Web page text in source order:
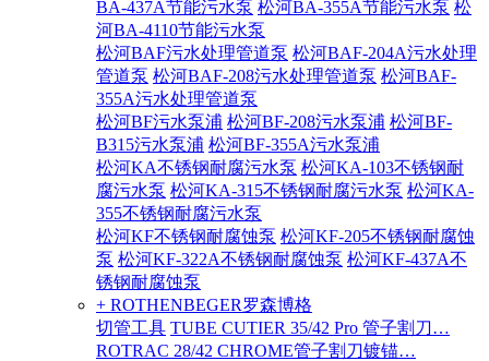
BA-437A节能污水泵 松河BA-355A节能污水泵 松
河BA-4110节能污水泵
松河BAF污水处理管道泵 松河BAF-204A污水处理
管道泵 松河BAF-208污水处理管道泵 松河BAF-
355A污水处理管道泵
松河BF污水泵浦 松河BF-208污水泵浦 松河BF-
B315污水泵浦 松河BF-355A污水泵浦
松河KA不锈钢耐腐污水泵 松河KA-103不锈钢耐
腐污水泵 松河KA-315不锈钢耐腐污水泵 松河KA-
355不锈钢耐腐污水泵
松河KF不锈钢耐腐蚀泵 松河KF-205不锈钢耐腐蚀
泵 松河KF-322A不锈钢耐腐蚀泵 松河KF-437A不
锈钢耐腐蚀泵
+ ROTHENBEGER罗森博格
切管工具 TUBE CUTIER 35/42 Pro 管子割刀…
ROTRAC 28/42 CHROME管子割刀镀锚…